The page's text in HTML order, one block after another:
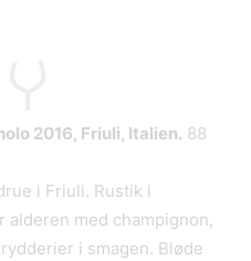
2016, Friuli, Italien. 88
i Friuli. Rustik i
alderen med champignon,
i smagen. Bløde